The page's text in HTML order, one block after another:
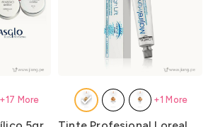
+17 More +1 More